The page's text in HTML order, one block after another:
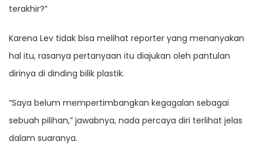
terakhir?”
Karena Lev tidak bisa melihat reporter yang menanyakan
hal itu, rasanya pertanyaan itu diajukan oleh pantulan
dirinya di dinding bilik plastik.
“Saya belum mempertimbangkan kegagalan sebagai
sebuah pilihan,” jawabnya, nada percaya diri terlihat jelas
dalam suaranya.